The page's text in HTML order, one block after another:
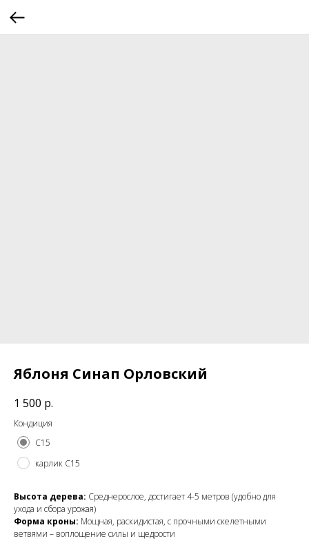
Яблоня Синап Орловский
1 500 р.
Кондиция
С15
карлик С15
Высота дерева: Среднерослое, достигает 4-5 метров (удобно для
ухода и сбора урожая)
Форма кроны: Мощная, раскидистая, с прочными скелетными
ветвями – воплощение силы и щедрости